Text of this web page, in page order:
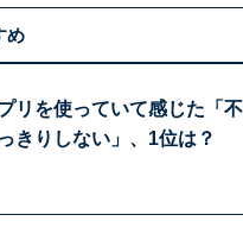
め
リを使っていて感じた「
きりしない」、1位は？